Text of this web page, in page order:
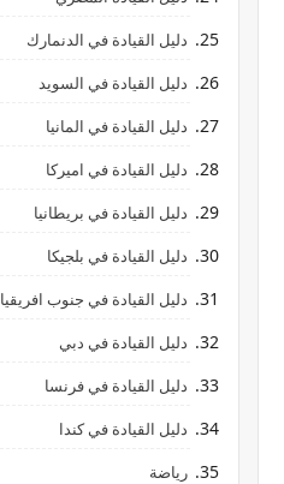
دليل القيادة في الدنمارك
دليل القيادة في السويد
دليل القيادة في المانيا
دليل القيادة في اميركا
دليل القيادة في بريطانيا
دليل القيادة في بلجيكا
دليل القيادة في جنوب افريقيا
دليل القيادة في دبي
دليل القيادة في فرنسا
دليل القيادة في كندا
رياضة